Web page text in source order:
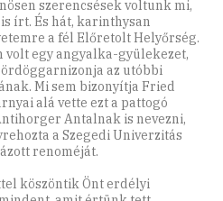
szerencsések voltunk mi,
írt. És hát, karinthysan
a fél Előretolt Helyőrség.
volt egy angyalka-gyülekezet,
az utóbbi
Mi sem bizonyítja Fried
alá vette ezt a pattogó
Antalnak is nevezni,
a Szegedi Univerzitás
renoméját.
köszöntik Önt erdélyi